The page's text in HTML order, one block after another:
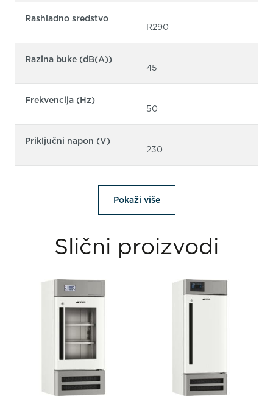
Rashladno sredstvo
R290
Razina buke (dB(A))
45
Frekvencija (Hz)
50
Priključni napon (V)
230
Pokaži više
Slični proizvodi